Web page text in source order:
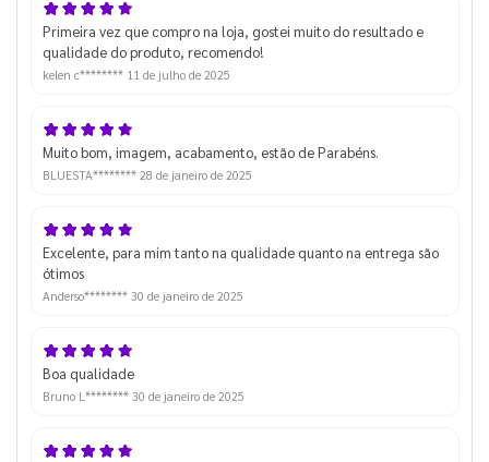
Primeira vez que compro na loja, gostei muito do resultado e
qualidade do produto, recomendo!
kelen c******** 11 de julho de 2025
Muito bom, imagem, acabamento, estão de Parabéns.
BLUESTA******** 28 de janeiro de 2025
Excelente, para mim tanto na qualidade quanto na entrega são
ótimos
Anderso******** 30 de janeiro de 2025
Boa qualidade
Bruno L******** 30 de janeiro de 2025